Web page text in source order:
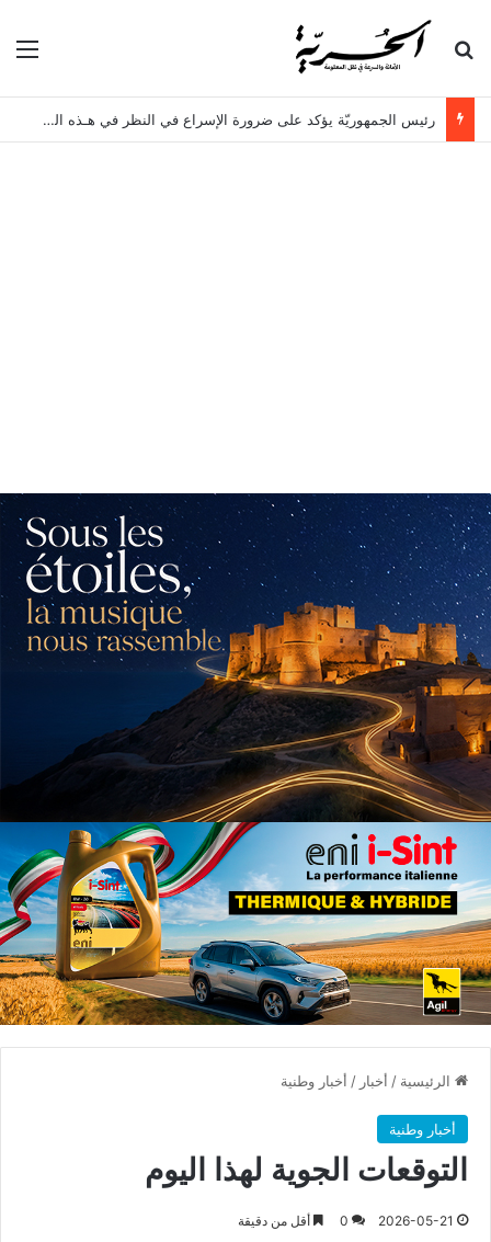
بحث عن
رئيس الجمهوريّة يؤكد على ضرورة الإسراع في النظر في هـذه الملفات
الرئيسية / أخبار / أخبار وطنية
أخبار وطنية
التوقعات الجوية لهذا اليوم
2026-05-21
0 أقل من دقيقة